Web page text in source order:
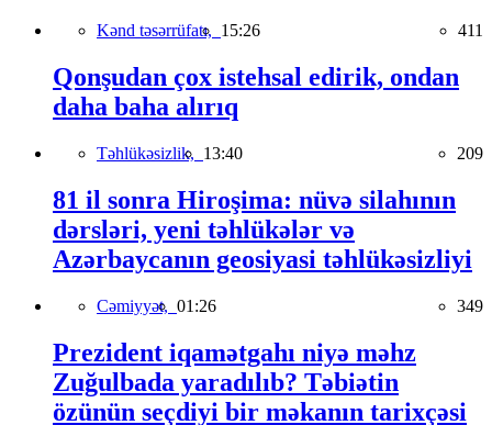
Kənd təsərrüfatı, 15:26 411
Qonşudan çox istehsal edirik, ondan
daha baha alırıq
Təhlükəsizlik, 13:40 209
81 il sonra Hiroşima: nüvə silahının
dərsləri, yeni təhlükələr və
Azərbaycanın geosiyasi təhlükəsizliyi
Cəmiyyət, 01:26 349
Prezident iqamətgahı niyə məhz
Zuğulbada yaradılıb? Təbiətin
özünün seçdiyi bir məkanın tarixçəsi